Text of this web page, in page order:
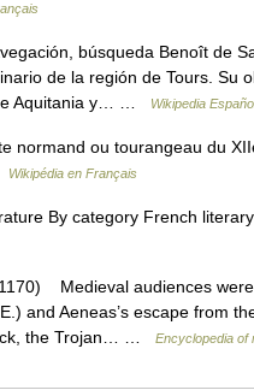
búsqueda Benoît de
de la región de Tours. Su
Aquitania y… …
Wikipedia
normand ou tourangeau du
Wikipédia en Français
By category French
Medieval audiences
and Aeneas’s escape from
the Trojan… …
Encyclopedia of